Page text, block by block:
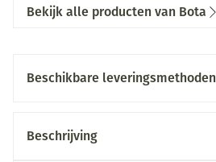
Bekijk alle producten van Bota
Beschikbare leveringsmethoden
Beschrijving